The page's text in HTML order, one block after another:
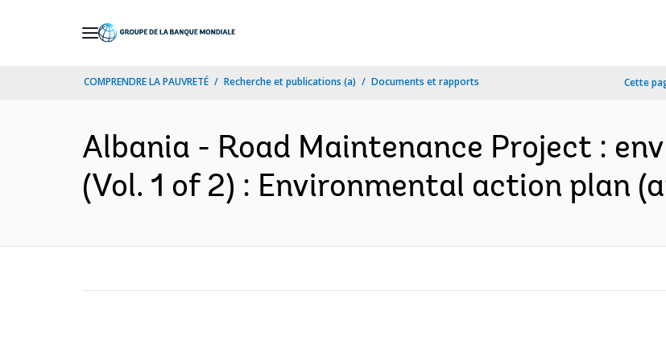
COMPRENDRE LA PAUVRETÉ Recherche et publications (a) Documents et rapports Cette
Albania - Road Maintenance Project :
(Vol. 1 of 2) : Environmental action plan